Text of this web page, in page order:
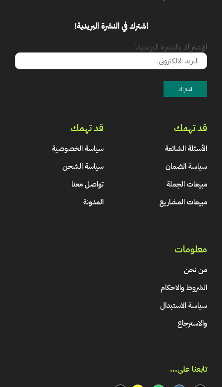
اشترك في النشرة البريدية!
الإشتراك بالنشرة البريدية.!
قد تهمك
الأسئلة الشائعة
سياسة الضمان
مبيعات الجملة
مبيعات المشاريع
قد تهمك
سياسة الخصوصية
سياسة الشحن
تواصل معنا
المدونة
معلومات
من نحن
الشروط والاحكام
سياسة الاستبدال
والاسترجاع
تابعنا على...​